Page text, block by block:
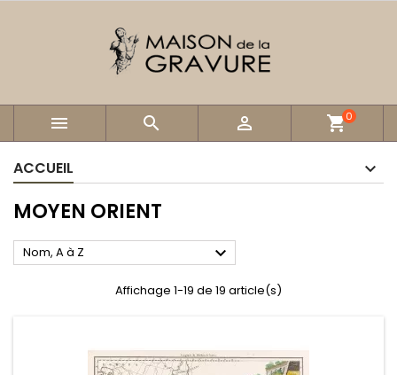
   shopping_cart0
ACCUEIL
MOYEN ORIENT
Nom, A à Z 
Affichage 1-19 de 19 article(s)